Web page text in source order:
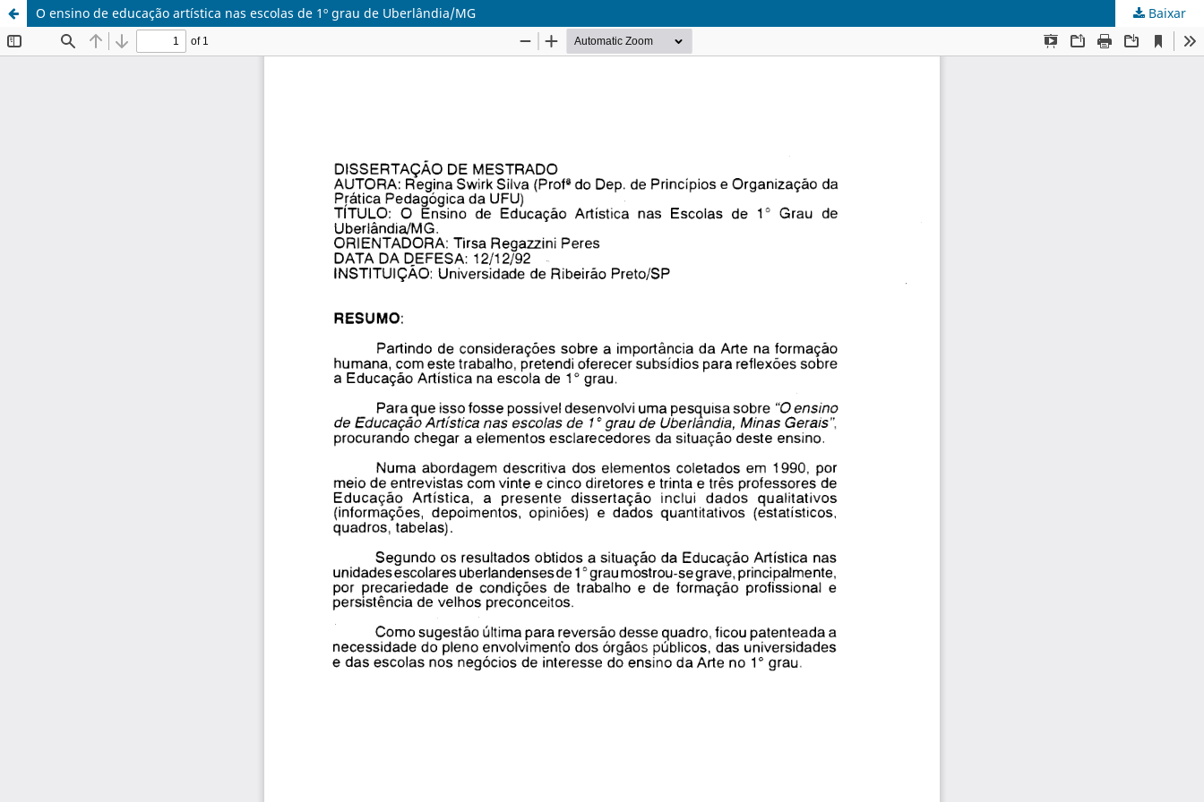
O ensino de educação artística nas escolas de 1º grau de Uberlândia/MG Baixar